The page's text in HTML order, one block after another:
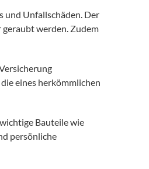
und Unfallschäden. Der
werden. Zudem
eines herkömmlichen
Bauteile wie
persönliche